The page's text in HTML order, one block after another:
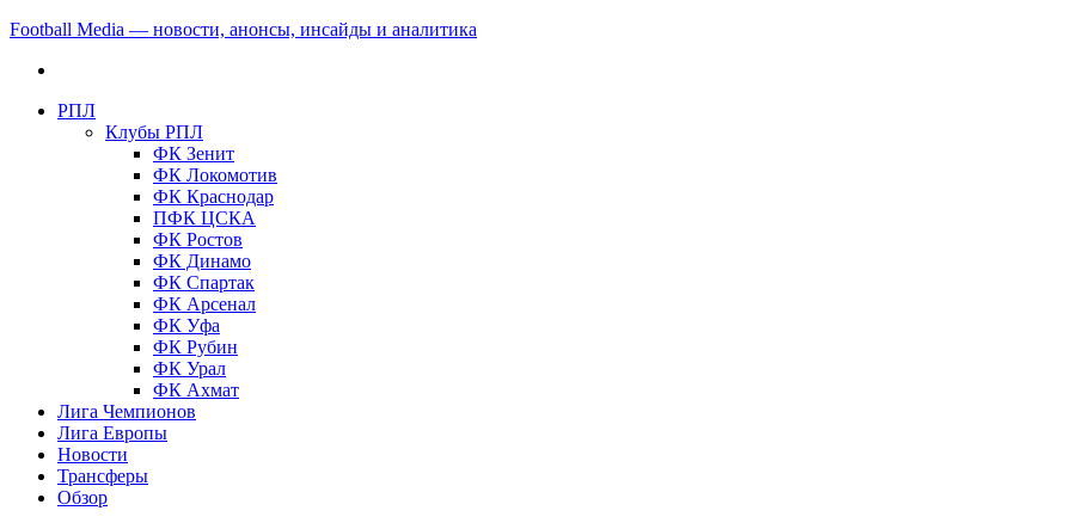
Football Media — новости, анонсы, инсайды и аналитика
РПЛ
Клубы РПЛ
ФК Зенит
ФК Локомотив
ФК Краснодар
ПФК ЦСКА
ФК Ростов
ФК Динамо
ФК Спартак
ФК Арсенал
ФК Уфа
ФК Рубин
ФК Урал
ФК Ахмат
Лига Чемпионов
Лига Европы
Новости
Трансферы
Обзор